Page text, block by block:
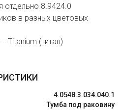
отдельно 8.9424.0
в разных цветовых
Titanium (титан)
4.0548.3.034.040.1
Тумба под раковину